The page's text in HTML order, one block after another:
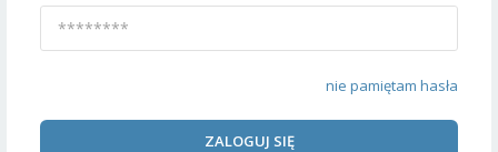
nie pamiętam hasła
ZALOGUJ SIĘ